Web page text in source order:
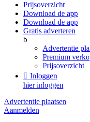
Prijsoverzicht
Download de app
Download de app
Gratis adverteren
b
Advertentie
Premium
Prijsoverzicht
 Inloggen
hier inloggen
Advertentie plaatsen
Aanmelden